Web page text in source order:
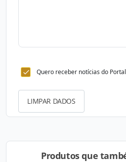
Quero receber notícias do
LIMPAR DADOS
Produtos que